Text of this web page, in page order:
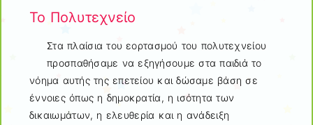
Το Πολυτεχνείο
Στα πλαίσια του εορτασμού του πολυτεχνείου
προσπαθήσαμε να εξηγήσουμε στα παιδιά το
νόημα αυτής της επετείου και δώσαμε βάση σε
έννοιες όπως η δημοκρατία, η ισότητα των
δικαιωμάτων, η ελευθερία και η ανάδειξη